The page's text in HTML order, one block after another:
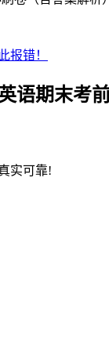
报错！
语期末考
实可靠!